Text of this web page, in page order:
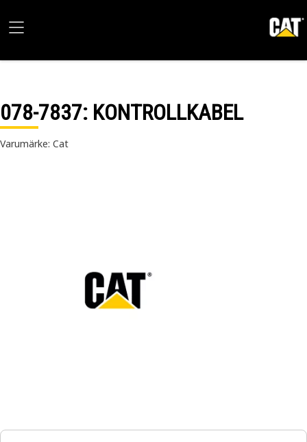
078-7837: KONTROLLKABEL
Varumärke: Cat